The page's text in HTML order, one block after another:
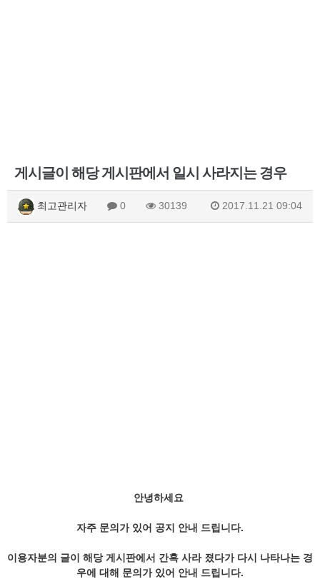
게시글이 해당 게시판에서 일시 사라지는 경우
최고관리자 0 30139 2017.11.21 09:04
안녕하세요
자주 문의가 있어 공지 안내 드립니다.
이용자분의 글이 해당 게시판에서 간혹 사라 졌다가 다시 나타나는 경
우에 대해 문의가 있어 안내 드립니다.